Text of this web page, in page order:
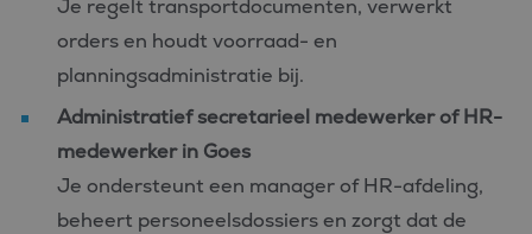
Je regelt transportdocumenten, verwerkt
orders en houdt voorraad- en
planningsadministratie bij.
Administratief secretarieel medewerker of HR-
medewerker in Goes
Je ondersteunt een manager of HR-afdeling,
beheert personeelsdossiers en zorgt dat de